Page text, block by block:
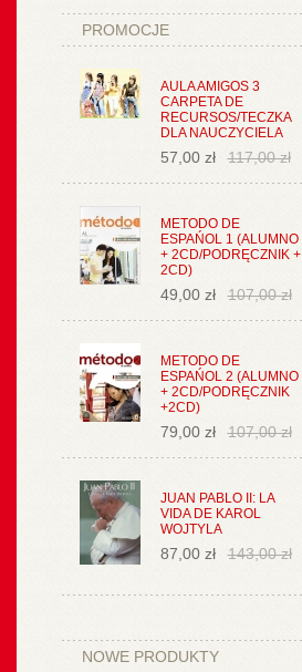
PROMOCJE
AULA AMIGOS 3
CARPETA DE
RECURSOS/TECZKA
DLA NAUCZYCIELA
57,00 zł 117,00 zł
METODO DE
ESPAŃOL 1 (ALUMNO
+ 2CD/PODRĘCZNIK +
2CD)
49,00 zł 107,00 zł
METODO DE
ESPAŃOL 2 (ALUMNO
+ 2CD/PODRĘCZNIK
+2CD)
79,00 zł 107,00 zł
JUAN PABLO II: LA
VIDA DE KAROL
WOJTYLA
87,00 zł 143,00 zł
NOWE PRODUKTY